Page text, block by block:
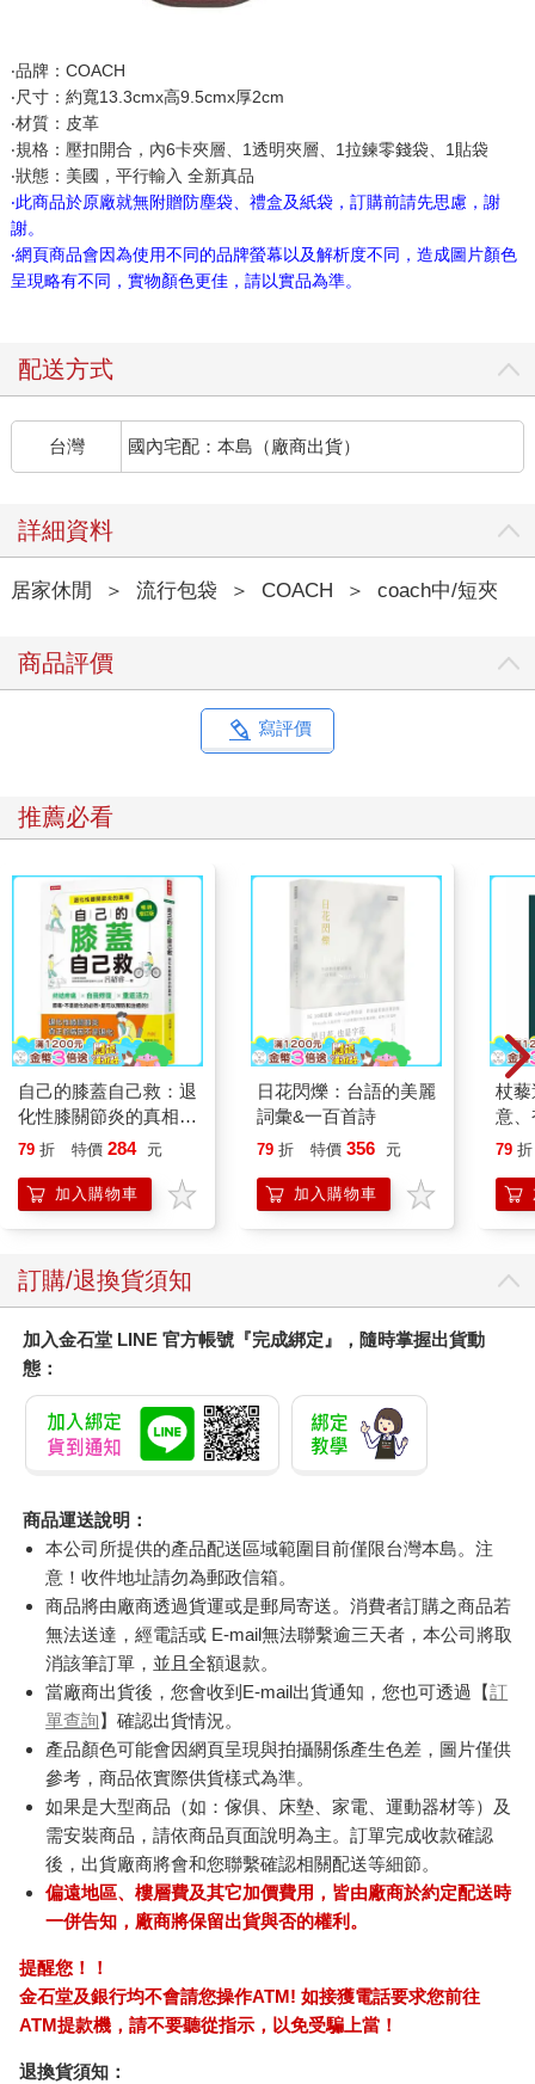
‧品牌：COACH
‧尺寸：約寬13.3cmx高9.5cmx厚2cm
‧材質：皮革
‧規格：壓扣開合，內6卡夾層、1透明夾層、1拉鍊零錢袋、1貼袋
‧狀態：美國，平行輸入 全新真品
‧此商品於原廠就無附贈防塵袋、禮盒及紙袋，訂購前請先思慮，謝
謝。
‧網頁商品會因為使用不同的品牌螢幕以及解析度不同，造成圖片顏色
呈現略有不同，實物顏色更佳，請以實品為準。
配送方式
台灣 國內宅配：本島（廠商出貨）
詳細資料
居家休閒 ＞ 流行包袋 ＞ COACH ＞ coach中/短夾
商品評價
寫評價
推薦必看
自己的膝蓋自己救：退
化性膝關節炎的真相
【暢銷增訂版】
79 折 特價 284 元
加入購物車
日花閃爍：台語的美麗
詞彙&一百首詩
79 折 特價 356 元
加入購物車
杖
意
恭
79 折
訂購/退換貨須知
加入金石堂 LINE 官方帳號『完成綁定』，隨時掌握出貨動
態：
商品運送說明：
本公司所提供的產品配送區域範圍目前僅限台灣本島。注
意！收件地址請勿為郵政信箱。
商品將由廠商透過貨運或是郵局寄送。消費者訂購之商品若
無法送達，經電話或 E-mail無法聯繫逾三天者，本公司將取
消該筆訂單，並且全額退款。
當廠商出貨後，您會收到E-mail出貨通知，您也可透過【訂
單查詢】確認出貨情況。
產品顏色可能會因網頁呈現與拍攝關係產生色差，圖片僅供
參考，商品依實際供貨樣式為準。
如果是大型商品（如：傢俱、床墊、家電、運動器材等）及
需安裝商品，請依商品頁面說明為主。訂單完成收款確認
後，出貨廠商將會和您聯繫確認相關配送等細節。
偏遠地區、樓層費及其它加價費用，皆由廠商於約定配送時
一併告知，廠商將保留出貨與否的權利。
提醒您！！
金石堂及銀行均不會請您操作ATM! 如接獲電話要求您前往
ATM提款機，請不要聽從指示，以免受騙上當！
退換貨須知：